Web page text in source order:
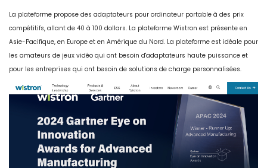
La plateforme propose des adaptateurs pour ordinateur portable à des prix
compétitifs, allant de 40 à 100 dollars. La plateforme Wistron est présente en
Asie-Pacifique, en Europe et en Amérique du Nord. La plateforme est idéale pour
les amateurs de jeux vidéo qui ont besoin d'adaptateurs haute puissance et
pour les entreprises qui ont besoin de solutions de charge personnalisées.